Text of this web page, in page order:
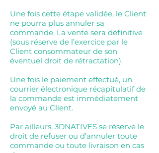
Une fois cette étape validée, le Client
ne pourra plus annuler sa
commande. La vente sera définitive
(sous réserve de l’exercice par le
Client consommateur de son
éventuel droit de rétractation).
Une fois le paiement effectué, un
courrier électronique récapitulatif de
la commande est immédiatement
envoyé au Client.
Par ailleurs, 3DNATIVES se réserve le
droit de refuser ou d’annuler toute
commande ou toute livraison en cas